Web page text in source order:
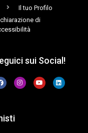
Il tuo Profilo
di
sui Social!